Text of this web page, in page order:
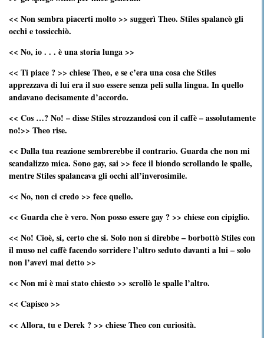
<< Non sembra piacerti molto >> suggerì Theo. Stiles spalancò gli
occhi e tossicchiò.
<< No, io . . . è una storia lunga >>
<< Ti piace ? >> chiese Theo, e se c’era una cosa che Stiles
apprezzava di lui era il suo essere senza peli sulla lingua. In quello
andavano decisamente d’accordo.
<< Cos …? No! – disse Stiles strozzandosi con il caffè – assolutamente
no!>> Theo rise.
<< Dalla tua reazione sembrerebbe il contrario. Guarda che non mi
scandalizzo mica. Sono gay, sai >> fece il biondo scrollando le spalle,
mentre Stiles spalancava gli occhi all’inverosimile.
<< No, non ci credo >> fece quello.
<< Guarda che è vero. Non posso essere gay ? >> chiese con cipiglio.
<< No! Cioè, si, certo che si. Solo non si direbbe – borbottò Stiles con
il muso nel caffè facendo sorridere l’altro seduto davanti a lui – solo
non l’avevi mai detto >>
<< Non mi è mai stato chiesto >> scrollò le spalle l’altro.
<< Capisco >>
<< Allora, tu e Derek ? >> chiese Theo con curiosità.